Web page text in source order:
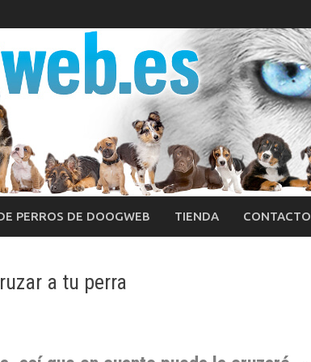
PERROS DE DOOGWEB TIENDA CONTACTO
a tu perra